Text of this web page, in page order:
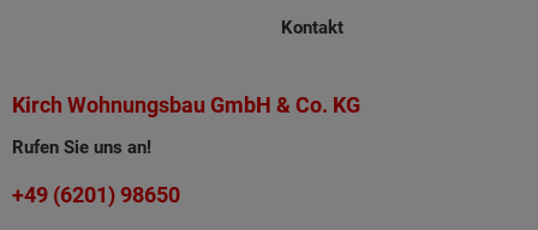
Kontakt
Kirch Wohnungsbau GmbH & Co. KG
Rufen Sie uns an!
+49 (6201) 98650